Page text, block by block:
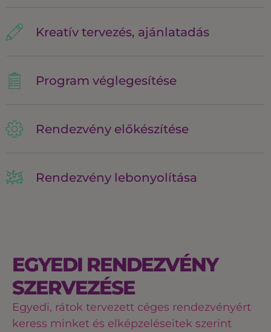
Kreatív tervezés, ajánlatadás
Program véglegesítése
Rendezvény előkészítése
Rendezvény lebonyolítása
EGYEDI RENDEZVÉNY
SZERVEZÉSE
Egyedi, rátok tervezett céges rendezvényért
keress minket és elképzeléseitek szerint